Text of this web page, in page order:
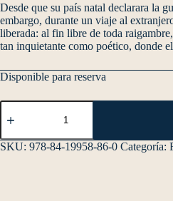
Desde que su país natal declarara la
embargo, durante un viaje al
liberada: al fin libre de toda
tan inquietante como poético, donde
Disponible para reserva
SKU: 978-84-19958-86-0 Categoría: